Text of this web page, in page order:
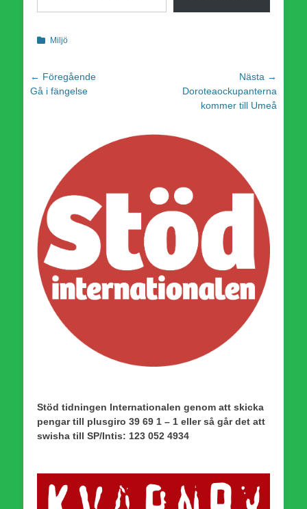
Kategorier
Miljö
Inläggsnavigering
← Föregående
Föregående
Gå i fängelse
Nästa →
Doroteaockupanterna
kommer till Umeå
Stöd tidningen Internationalen genom att skicka
pengar till plusgiro 39 69 1 – 1 eller så går det att
swisha till SP/Intis: 123 052 4934